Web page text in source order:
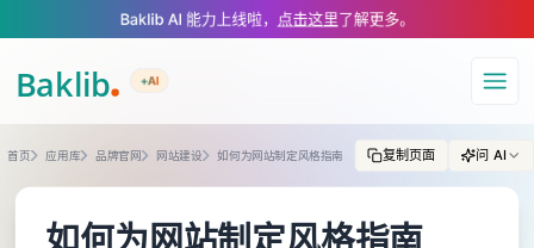
A Markdown version of this page is available at https://
Baklib AI 能力上线啦， 点击这里了解更多。
+AI
导航
首页 应用库 品牌官网 网站建设 如何为网站制定风格指南 复制页面 问 AI